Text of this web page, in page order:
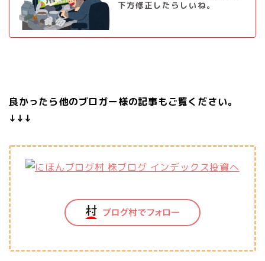
下方修正したらしいね。
良かったら他のブロガー様の記事もご覧ください。
↓↓↓